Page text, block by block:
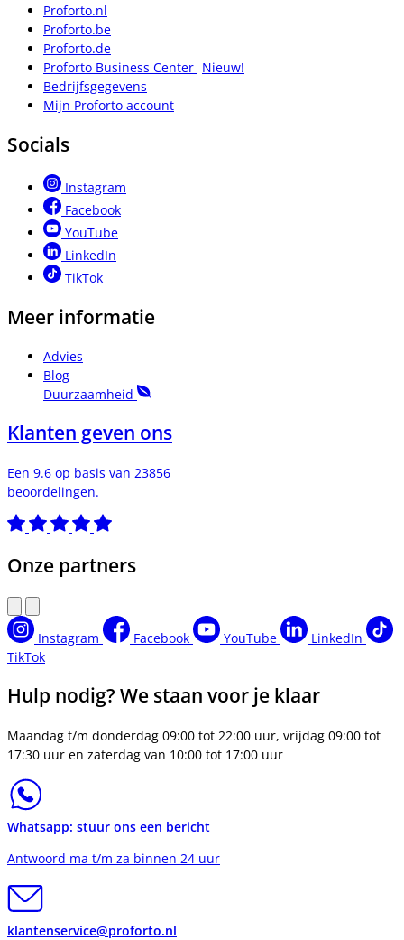
Proforto.nl
Proforto.be
Proforto.de
Proforto Business Center Nieuw!
Bedrijfsgegevens
Mijn Proforto account
Socials
Instagram
Facebook
YouTube
LinkedIn
TikTok
Meer informatie
Advies
Blog
Duurzaamheid
Klanten geven ons
Een 9.6 op basis van 23856
beoordelingen.
Onze partners
Instagram Facebook YouTube
LinkedIn
TikTok
Hulp nodig? We staan voor je klaar
Maandag t/m donderdag 09:00 tot 22:00 uur, vrijdag 09:00 tot
17:30 uur en zaterdag van 10:00 tot 17:00 uur
Whatsapp: stuur ons een bericht
Antwoord ma t/m za binnen 24 uur
klantenservice@proforto.nl